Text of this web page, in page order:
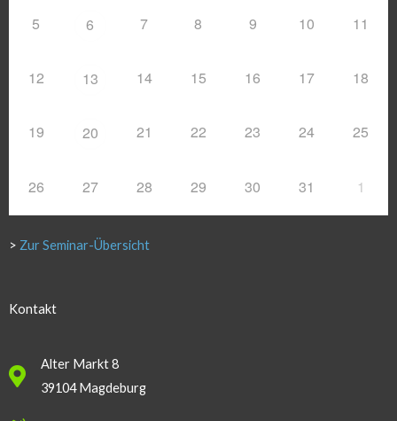
5 6 7 8 9 10 11
12 13 14 15 16 17 18
19 20 21 22 23 24 25
26 27 28 29 30 31 1
> Zur Seminar-Übersicht
Kontakt
Alter Markt 8
39104 Magdeburg